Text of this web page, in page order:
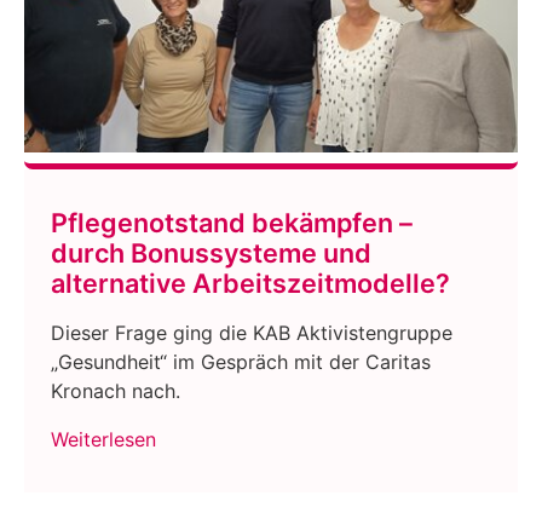
Pflegenotstand bekämpfen –
durch Bonussysteme und
alternative Arbeitszeitmodelle?
Dieser Frage ging die KAB Aktivistengruppe
„Gesundheit“ im Gespräch mit der Caritas
Kronach nach.
Weiterlesen